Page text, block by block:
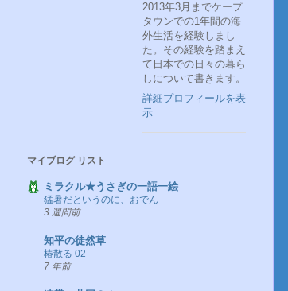
2013年3月までケープ
タウンでの1年間の海
外生活を経験しまし
た。その経験を踏まえ
て日本での日々の暮ら
しについて書きます。
詳細プロフィールを表
示
マイブログ リスト
ミラクル★うさぎの一語一絵
猛暑だというのに、おでん
3 週間前
知平の徒然草
椿散る 02
7 年前